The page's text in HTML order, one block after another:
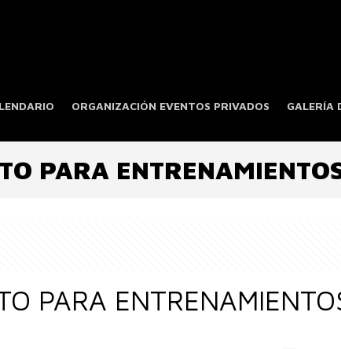
ORGANIZACIÓN EVENTOS PRIVADOS GALERÍA
PARA
PARA